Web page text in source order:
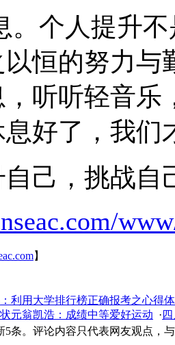
。个人提升
恒的努力与
听听轻音乐
好了，我们
己，挑战自
】
利用大学排行榜正确报考之心得
元翁凯浩：成绩中等爱好运动 ·
5条。评论内容只代表网友观点，